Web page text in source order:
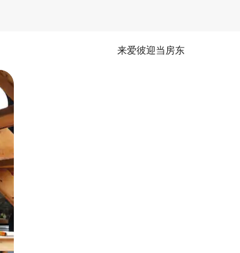
来爱彼迎当房东